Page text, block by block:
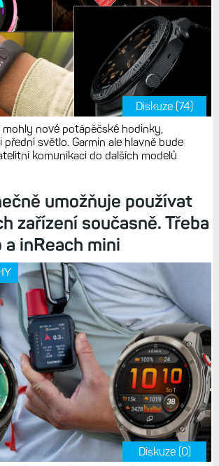
Diskuze (74)
nové potápěčské hodinky,
světlo. Garmin ale hlavně bude
komunikaci do dalších modelů
umožňuje používat
zařízení současně. Třeba
a inReach mini
Diskuze (0)